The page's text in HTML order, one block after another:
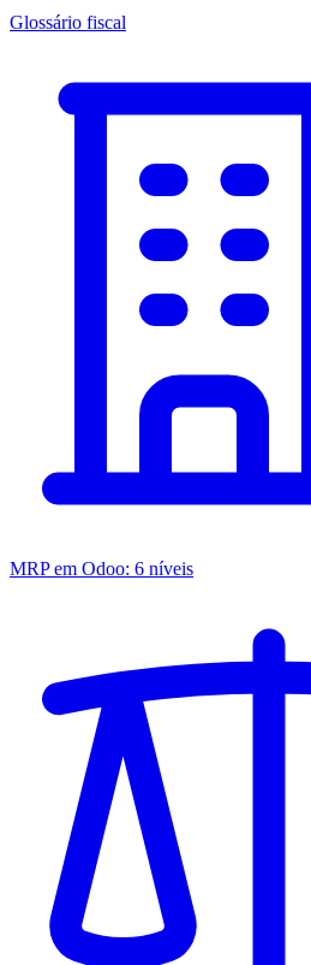
Glossário fiscal
MRP em Odoo: 6 níveis